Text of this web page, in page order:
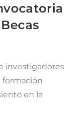
investigadores
formación
en la